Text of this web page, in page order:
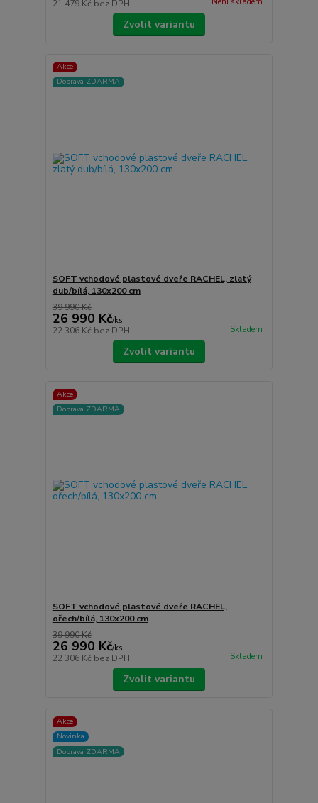
21 479 Kč bez DPH
Zvolit variantu
Akce
Doprava ZDARMA
SOFT vchodové plastové dveře RACHEL, zlatý
dub/bílá, 130x200 cm
39 990 Kč
26 990 Kč/ks
22 306 Kč bez DPH Skladem
Zvolit variantu
Akce
Doprava ZDARMA
SOFT vchodové plastové dveře RACHEL,
ořech/bílá, 130x200 cm
39 990 Kč
26 990 Kč/ks
22 306 Kč bez DPH Skladem
Zvolit variantu
Akce
Novinka
Doprava ZDARMA